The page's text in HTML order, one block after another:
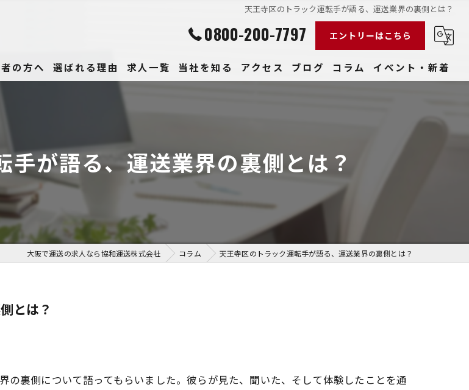
天王寺区のトラック運転手が語る、運送業界の裏側とは？
0800-200-7797 エントリーはこちら
の方へ 選ばれる理由 求人一覧 当社を知る
高収入
アクセス ブログ コラム イベント・新着
が語る、運送業界の裏側とは？
大阪で運送の求人なら協和運送株式会社 コラム 天王寺区のトラック運転手が語る、運送業界の裏側とは？
とは？
裏側について語ってもらいました。彼らが見た、聞いた、そして体験したことを通